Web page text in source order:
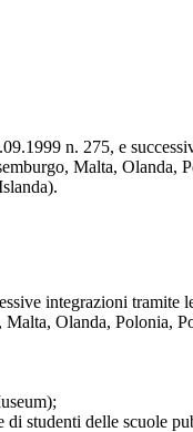
n. 275, e
Malta, Olanda,
integrazioni
Olanda, Polonia,
delle scuole